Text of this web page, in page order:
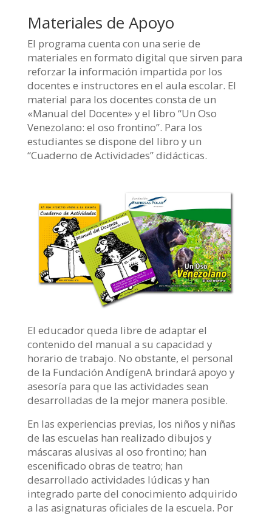
Materiales de Apoyo
El programa cuenta con una serie de
materiales en formato digital que sirven para
reforzar la información impartida por los
docentes e instructores en el aula escolar. El
material para los docentes consta de un
«Manual del Docente» y el libro “Un Oso
Venezolano: el oso frontino”. Para los
estudiantes se dispone del libro y un
“Cuaderno de Actividades” didácticas.
El educador queda libre de adaptar el
contenido del manual a su capacidad y
horario de trabajo. No obstante, el personal
de la Fundación AndígenA brindará apoyo y
asesoría para que las actividades sean
desarrolladas de la mejor manera posible.
En las experiencias previas, los niños y niñas
de las escuelas han realizado dibujos y
máscaras alusivas al oso frontino; han
escenificado obras de teatro; han
desarrollado actividades lúdicas y han
integrado parte del conocimiento adquirido
a las asignaturas oficiales de la escuela. Por